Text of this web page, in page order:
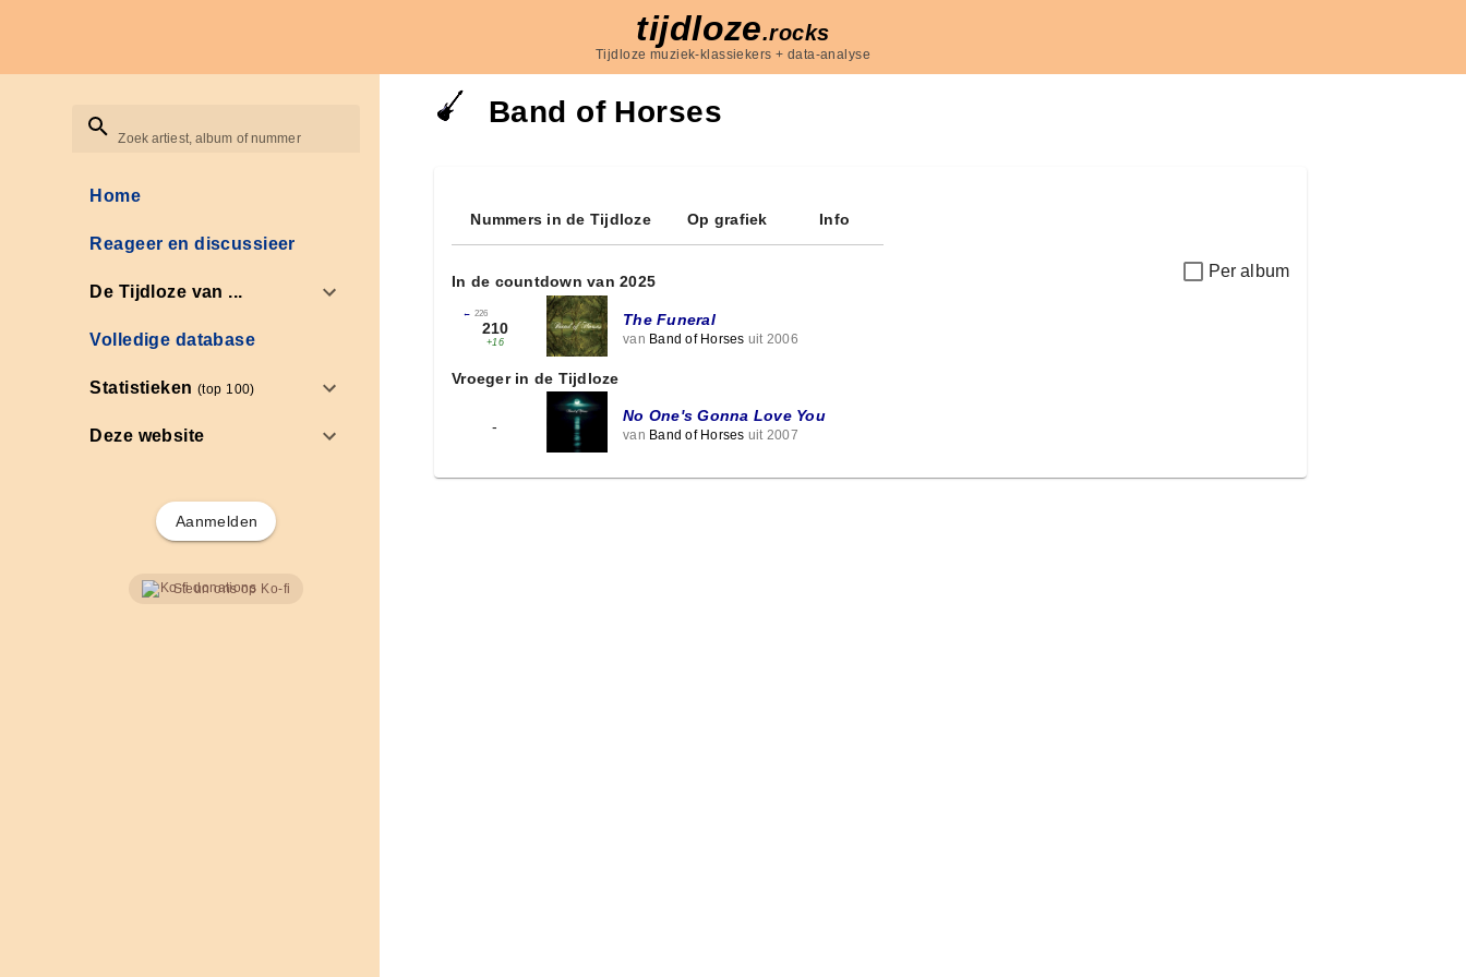
tijdloze.rocks
Tijdloze muziek-klassiekers + data-analyse
Zoek artiest, album of nummer
Home
Reageer en discussieer
De Tijdloze van ...
Volledige database
Statistieken(top 100)
Deze website
Aanmelden
Steun ons op Ko-fi
Band of Horses
Nummers in de Tijdloze Op grafiek Info
Per album
In de countdown van 2025
← 226
210
+16
The Funeral
van Band of Horses uit 2006
Vroeger in de Tijdloze
-
No One's Gonna Love You
van Band of Horses uit 2007